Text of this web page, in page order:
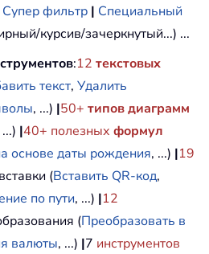
Супер фильтр | Специальный
курсив/зачеркнутый...) ...
:12 текстовых
текст, Удалить
, ...) |50+ типов диаграмм
|40+ полезных формул
основе даты рождения, ...) |19
(Вставить QR-код,
по пути, ...) |12
(Преобразовать в
валюты, ...) |7 инструментов